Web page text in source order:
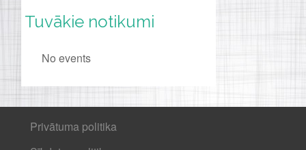
Tuvākie notikumi
No events
Privātuma politika